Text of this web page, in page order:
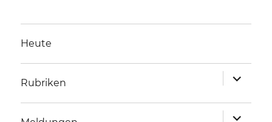
Heute
Rubriken
anzeigen